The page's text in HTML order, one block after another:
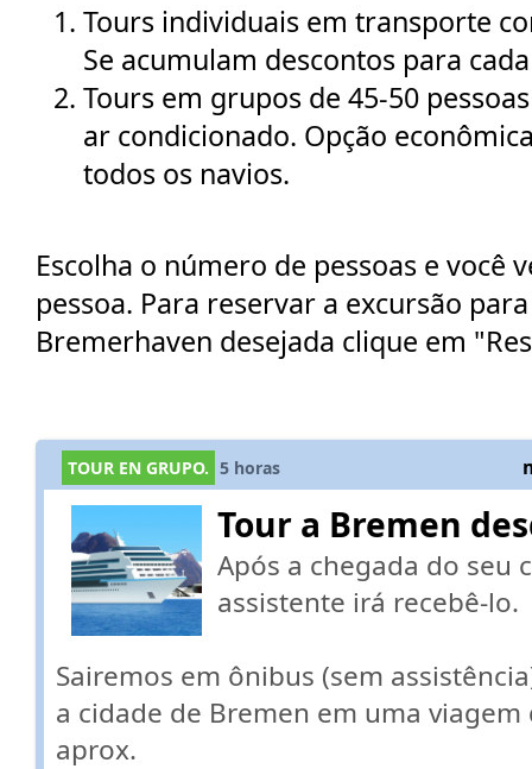
Tours individuais em transporte
Se acumulam descontos para
Tours em grupos de 45-50
ar condicionado. Opção
todos os navios.
Escolha o número de pessoas e você
pessoa. Para reservar a excursão
Bremerhaven desejada clique em
TOUR EN GRUPO. 5 horas
Tour a Bremen
Após a chegada do seu
assistente irá recebê-lo.
Sairemos em ônibus (sem
a cidade de Bremen em uma
aprox.